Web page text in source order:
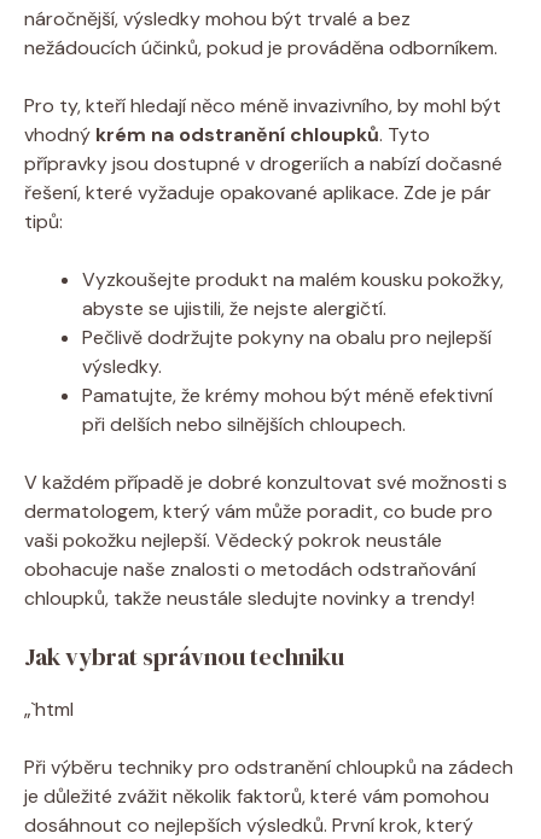
náročnější, výsledky mohou být trvalé a bez
nežádoucích účinků, pokud je prováděna odborníkem.
Pro ty, kteří hledají něco méně invazivního, by mohl být
vhodný krém na odstranění chloupků. Tyto
přípravky jsou dostupné v drogeriích a nabízí dočasné
řešení, které vyžaduje opakované aplikace. Zde je pár
tipů:
Vyzkoušejte produkt na malém kousku pokožky,
abyste se ujistili, že nejste alergičtí.
Pečlivě dodržujte pokyny na obalu pro nejlepší
výsledky.
Pamatujte, že krémy mohou být méně efektivní
při delších nebo silnějších chloupech.
V každém případě je dobré konzultovat své možnosti s
dermatologem, který vám může poradit, co bude pro
vaši pokožku nejlepší. Vědecký pokrok neustále
obohacuje naše znalosti o metodách odstraňování
chloupků, takže neustále sledujte novinky a trendy!
Jak vybrat správnou techniku
„`html
Při výběru techniky pro odstranění chloupků na zádech
je důležité zvážit několik faktorů, které vám pomohou
dosáhnout co nejlepších výsledků. První krok, který